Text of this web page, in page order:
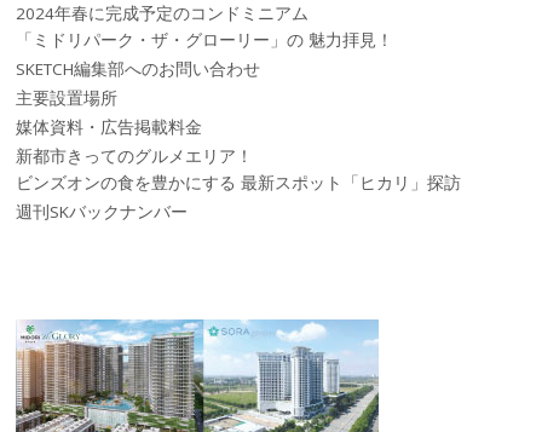
2024年春に完成予定のコンドミニアム
「ミドリパーク・ザ・グローリー」の 魅力拝見！
SKETCH編集部へのお問い合わせ
主要設置場所
媒体資料・広告掲載料金
新都市きってのグルメエリア！
ビンズオンの食を豊かにする 最新スポット「ヒカリ」探訪
週刊SKバックナンバー